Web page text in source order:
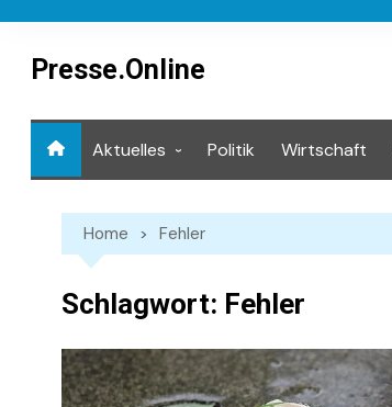
contentPresse.Online
Aktuelles Politik Wirtschaft
Home Fehler
Schlagwort: Fehler